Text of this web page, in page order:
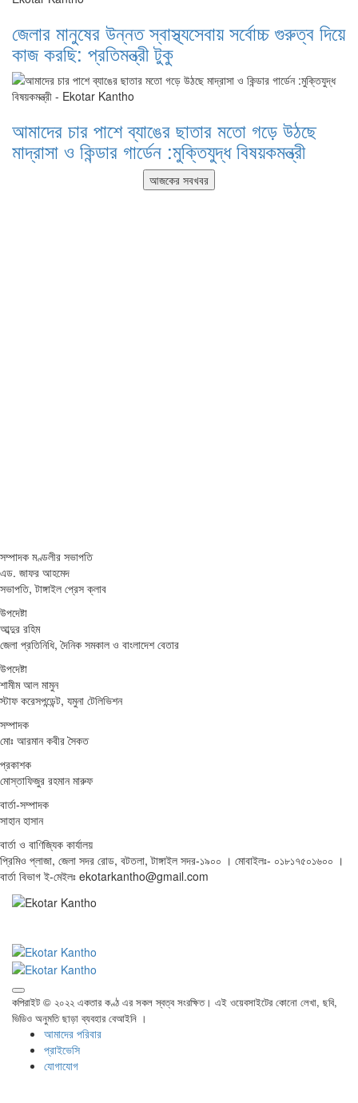
জেলার মানুষের উন্নত স্বাস্থ্যসেবায় সর্বোচ্চ গুরুত্ব দিয়ে
কাজ করছি: প্রতিমন্ত্রী টুকু
আমাদের চার পাশে ব্যাঙের ছাতার মতো গড়ে উঠছে
মাদ্রাসা ও কিন্ডার গার্ডেন :মুক্তিযুদ্ধ বিষয়কমন্ত্রী
সম্পাদক মণ্ডলীর সভাপতি
এড. জাফর আহমেদ
সভাপতি, টাঙ্গাইল প্রেস ক্লাব
উপদেষ্টা
আব্দুর রহিম
জেলা প্রতিনিধি, দৈনিক সমকাল ও বাংলাদেশ বেতার
উপদেষ্টা
শামীম আল মামুন
স্টাফ করেসপন্ডেন্ট, যমুনা টেলিভিশন
সম্পাদক
মোঃ আরমান কবীর সৈকত
প্রকাশক
মোস্তাফিজুর রহমান মারুফ
বার্তা-সম্পাদক
সাহান হাসান
বার্তা ও বাণিজ্যিক কার্যালয়
প্রিমিও প্লাজা, জেলা সদর রোড, বটতলা, টাঙ্গাইল সদর-১৯০০ । মোবাইলঃ- ০১৮১৭৫০১৬০০ ।
বার্তা বিভাগ ই-মেইলঃ ekotarkantho@gmail.com
কপিরাইট © ২০২২ একতার কণ্ঠ এর সকল স্বত্ব সংরক্ষিত। এই ওয়েবসাইটের কোনো লেখা, ছবি,
ভিডিও অনুমতি ছাড়া ব্যবহার বেআইনি ।
আমাদের পরিবার
প্রাইভেসি
যোগাযোগ